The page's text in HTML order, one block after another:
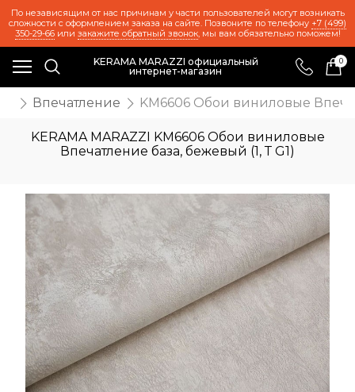
По независящим от нас причинам у части пользователей могут возникать
сложности с оформлением заказа на сайте. Позвоните по телефону +7 (499)
350-29-66или закажите обратный звонок, мы вам обязательно поможем!
KERAMA MARAZZI официальный
интернет-магазин
0
Впечатление KM6606 Обои виниловые
KERAMA MARAZZI KM6606 Обои виниловые
Впечатление база, бежевый (1, Т G1)